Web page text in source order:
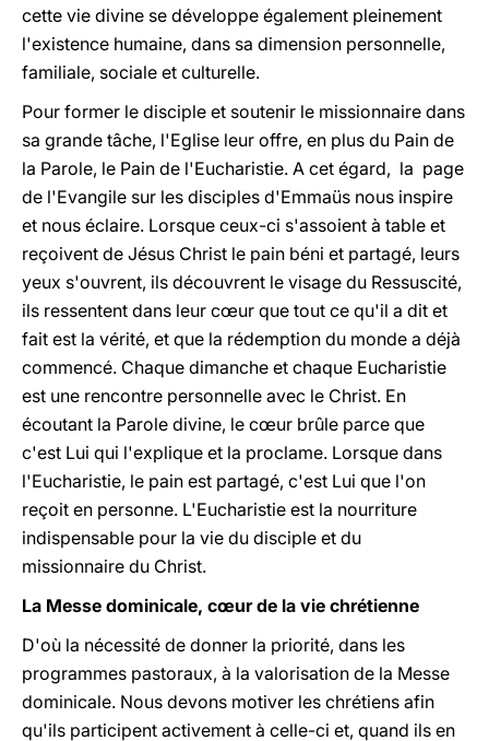
cette vie divine se développe également pleinement
l'existence humaine, dans sa dimension personnelle,
familiale, sociale et culturelle.
Pour former le disciple et soutenir le missionnaire dans
sa grande tâche, l'Eglise leur offre, en plus du Pain de
la Parole, le Pain de l'Eucharistie. A cet égard, la page
de l'Evangile sur les disciples d'Emmaüs nous inspire
et nous éclaire. Lorsque ceux-ci s'assoient à table et
reçoivent de Jésus Christ le pain béni et partagé, leurs
yeux s'ouvrent, ils découvrent le visage du Ressuscité,
ils ressentent dans leur cœur que tout ce qu'il a dit et
fait est la vérité, et que la rédemption du monde a déjà
commencé. Chaque dimanche et chaque Eucharistie
est une rencontre personnelle avec le Christ. En
écoutant la Parole divine, le cœur brûle parce que
c'est Lui qui l'explique et la proclame. Lorsque dans
l'Eucharistie, le pain est partagé, c'est Lui que l'on
reçoit en personne. L'Eucharistie est la nourriture
indispensable pour la vie du disciple et du
missionnaire du Christ.
La Messe dominicale, cœur de la vie chrétienne
D'où la nécessité de donner la priorité, dans les
programmes pastoraux, à la valorisation de la Messe
dominicale. Nous devons motiver les chrétiens afin
qu'ils participent activement à celle-ci et, quand ils en